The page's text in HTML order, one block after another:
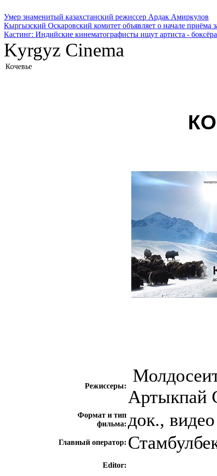
Умер знаменитый казахстанский режиссер Ардак Амиркулов
Кыргызский Оскаровский комитет объявляет о начале приёма
Кастинг: Индийские кинематографисты ищут артиста -
Kyrgyz Cinema
Кочевье
Режиссеры:
Артыкпай
Формат и тип
фильма: док., видео
Главный оператор:
Editor: